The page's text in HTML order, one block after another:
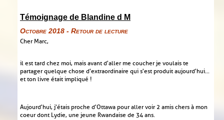
Témoignage de Blandine d M
Octobre 2018 - Retour de lecture
Cher Marc,
il est tard chez moi, mais avant d'aller me coucher je voulais te
partager quelque chose d'extraordinaire qui s'est produit aujourd'hui...
et ton livre était impliqué !
Aujourd'hui, j'étais proche d'Ottawa pour aller voir 2 amis chers à mon
coeur dont Lydie, une jeune Rwandaise de 34 ans.